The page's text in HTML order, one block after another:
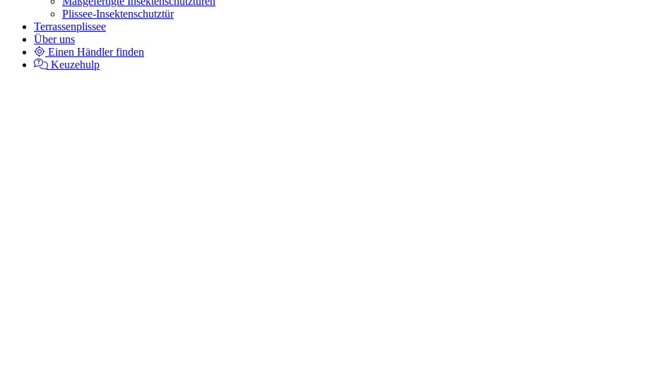
Plissee-Insektenschutztür
Terrassenplissee
Über uns
Einen Händler finden
Keuzehulp